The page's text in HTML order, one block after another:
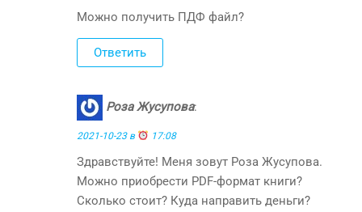
Можно получить ПДФ файл?
Ответить
Роза Жусупова:
2021-10-23 в 17:08
Здравствуйте! Меня зовут Роза Жусупова.
Можно приобрести PDF-формат книги?
Сколько стоит? Куда направить деньги?